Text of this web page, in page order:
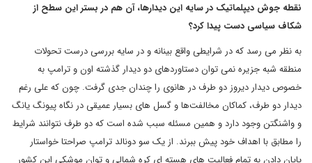
نقطه جوش دیپلماتیک در سایه این دیدارها، آن هم در بستر این سطح از
شکاف سیاسی دست پیدا کرد؟
به نظر می رسد که در شرایطی واقع بینانه و در سایه بررسی درست تحولات
منطقه شبه جزیره نمی توان دستاوردهای دو دیدار گذشته اون و ترامپ به
خصوص دیدار دیروز دو طرف در هانوی را چندان جدی گرفت. چون که علی رغم
دیدار دو طرف، کماکان مخالفت‌ها و گسل های بسیار عمیقی در نگاه پیونگ یانگ
و واشنگتن وجود دارد و همین مسئله سبب شده است که دو طرف نتوانند شرایط
را مطابق با اهداف خود پیش ببرند. از یک سو دونالد ترامپ صراحتا خواستار